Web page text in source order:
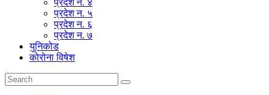
प्रदेश न. ४
प्रदेश न. ५
प्रदेश न. ६
प्रदेश न. ७
युनिकोड
कोरोना विषेश